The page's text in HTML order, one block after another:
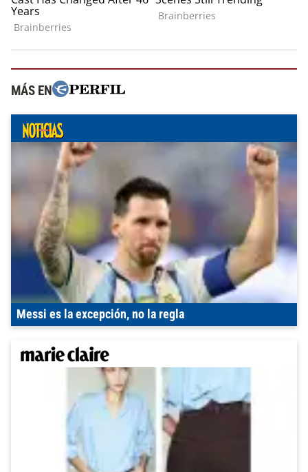
MÁS EN
Messi es la excepción, no la regla